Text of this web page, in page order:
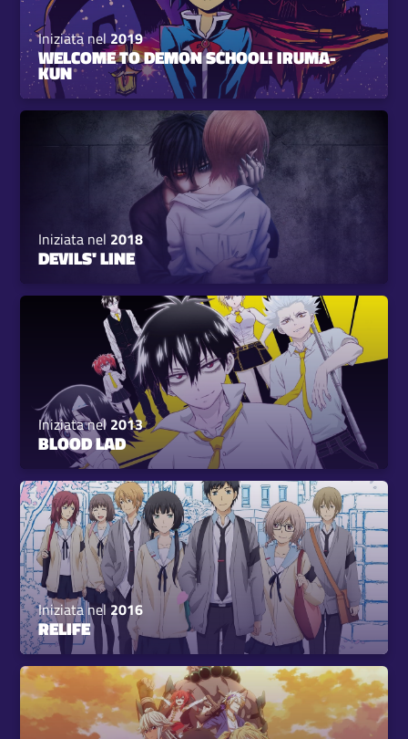
Iniziata nel2019
WELCOME TO DEMON SCHOOL! IRUMA-
KUN
Iniziata nel 2018
DEVILS' LINE
Iniziata nel 2013
BLOOD LAD
Iniziata nel 2016
RELIFE